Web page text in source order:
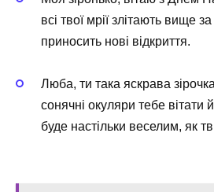
всі твої мрії злітають вище
приносить нові відкриття.
Люба, ти така яскрава
сонячні окуляри тебе вітати
буде настільки веселим, як